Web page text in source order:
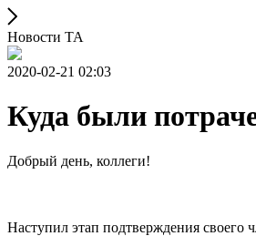
Новости ТА
2020-02-21 02:03
Куда были
Добрый день, коллеги!
Наступил этап подтверждения своего